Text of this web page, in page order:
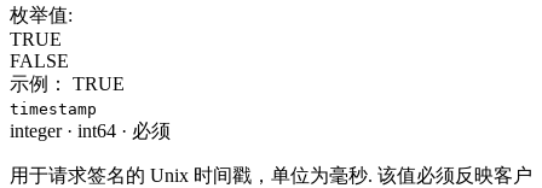
枚举值:
TRUE
FALSE
示例：
TRUE
timestamp
integer· int64 · 必须
用于请求签名的 Unix 时间戳，单位为毫秒. 该值必须反映客户